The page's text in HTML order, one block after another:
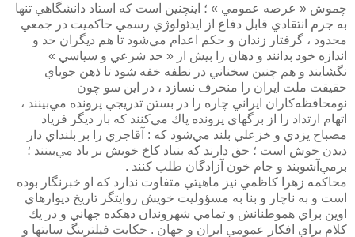
چموش « عرصه عمومي » ؛ اينچنين است كه استاد دانشگاهي تنها
به جرم انتقادي قابل دفاع از ايدئولوژي رسمي حاكميت در جمعي
محدود ، گرفتار زندان و حكم اعدام مي‌شود تا هم ديگران حد و
اندازه خود بدانند و دهان را بيش از « حد شرعي و سياسي »
نگشايند و هم چنين سخناني در نطفه خفه شود تا ذهن جوياي
حقيقت ملت ايران را منحرف نسازد ، در اين سو چون
نومحافظه‌كاران ايراني چاره را در بستن تدريجي پرونده مي‌بينند ،
اتهام ارتداد را از برگهاي پرونده پاك مي‌كنند كه بار ديگر فرياد
مصباح يزدي و خزعلي بلند مي‌شود كه : آقاجري را بر بلنداي دار
ديدن خوش است ؛ حق دارند كه بنياد كاخ خويش بر باد مي‌بينند ؛
برمي‌آشوبند و جام خون آزادگان طلب كنند .
محاكمه زهرا كاظمي نيز ماهيتي متفاوت ندارد كه او خبرنگار بوده
است و به ناچار و بنا به مسؤوليت خويش روايتگر تاريخ ديوارهاي
اوين براي هموطنانش و تمامي شهروندان دهكده جهاني و در يك
كلام براي افكار عمومي ايران و جهان . حكايت فيلترينگ سايتها و